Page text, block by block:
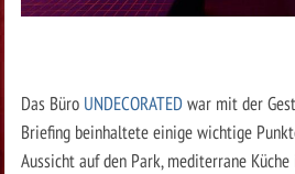
Das Büro UNDECORATEDwar mit der
Briefing beinhaltete einige wichtige
Aussicht auf den Park, mediterrane